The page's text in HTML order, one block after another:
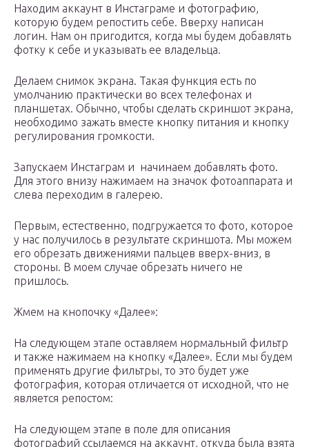
Находим аккаунт в Инстаграме и фотографию,
которую будем репостить себе. Вверху написан
логин. Нам он пригодится, когда мы будем добавлять
фотку к себе и указывать ее владельца.
Делаем снимок экрана. Такая функция есть по
умолчанию практически во всех телефонах и
планшетах. Обычно, чтобы сделать скриншот экрана,
необходимо зажать вместе кнопку питания и кнопку
регулирования громкости.
Запускаем Инстаграм и начинаем добавлять фото.
Для этого внизу нажимаем на значок фотоаппарата и
слева переходим в галерею.
Первым, естественно, подгружается то фото, которое
у нас получилось в результате скриншота. Мы можем
его обрезать движениями пальцев вверх-вниз, в
стороны. В моем случае обрезать ничего не
пришлось.
Жмем на кнопочку «Далее»:
На следующем этапе оставляем нормальный фильтр
и также нажимаем на кнопку «Далее». Если мы будем
применять другие фильтры, то это будет уже
фотография, которая отличается от исходной, что не
является репостом:
На следующем этапе в поле для описания
фотографий ссылаемся на аккаунт, откуда была взята